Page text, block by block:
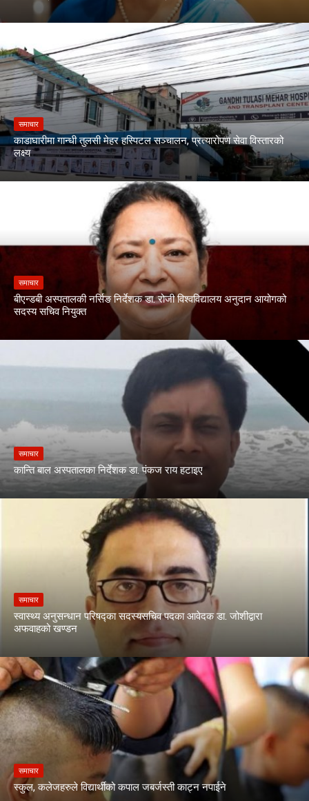
समाचार
काडाघारीमा गान्धी तुलसी मेहर हस्पिटल सञ्चालन, प्रत्यारोपण सेवा विस्तारको
लक्ष्य
समाचार
बीएन्डबी अस्पतालकी नर्सिङ निर्देशक डा. रोजी विश्वविद्यालय अनुदान आयोगको
सदस्य सचिव नियुक्त
समाचार
कान्ति बाल अस्पतालका निर्देशक डा. पंकज राय हटाइए
समाचार
स्वास्थ्य अनुसन्धान परिषद्का सदस्यसचिव पदका आवेदक डा. जोशीद्वारा
अफवाहको खण्डन
समाचार
स्कुल, कलेजहरुले विद्यार्थीको कपाल जबर्जस्ती काट्न नपाईने